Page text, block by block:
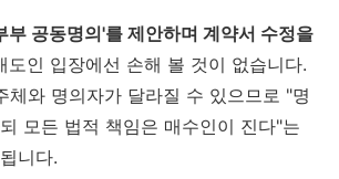
공동명의'를 제안하며 계약서 수정을
도인 입장에선 손해 볼 것이 없습니다.
체와 명의자가 달라질 수 있으므로 "명
모든 법적 책임은 매수인이 진다"는
니다.